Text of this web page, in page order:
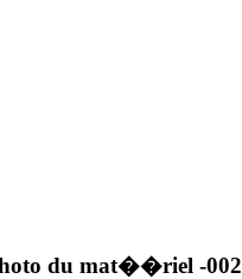
du mat��riel -002